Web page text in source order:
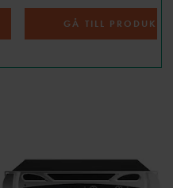
GÅ TILL PRODUKT